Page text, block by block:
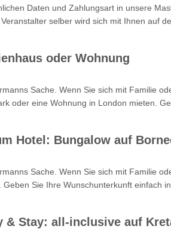
Daten und Zahlungsart in unsere
selber wird sich mit Ihnen auf
oder Wohnung
Sache. Wenn Sie sich mit Familie
oder eine Wohnung in London mieten.
Hotel: Bungalow auf
Sache. Wenn Sie sich mit Familie
Sie Ihre Wunschunterkunft einfach
& Stay: all-inclusive auf